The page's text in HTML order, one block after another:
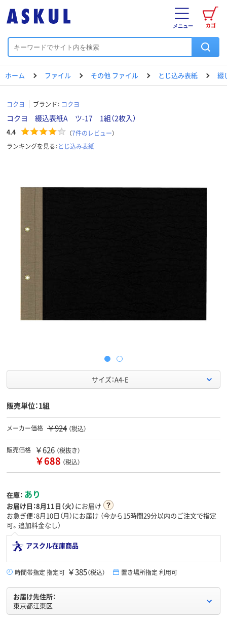
カゴ
メニュー
ホーム ファイル その他 ファイル とじ込み表紙 綴
コクヨ ブランド： コクヨ
コクヨ 綴込表紙A ツ-17 1組（2枚入）
4.4 （7件のレビュー）
ランキングを見る：とじ込み表紙
サイズ：A4-E
販売単位：1組
メーカー価格 ￥924 （税込）
販売価格 ￥626 （税抜き）
￥688 （税込）
在庫： あり
お届け日：8月11日（火）にお届け
お急ぎ便：8月10日（月）にお届け （今から15時間29分以内のご注文で指定
可。追加料金なし）
アスクル在庫商品
時間帯指定 指定可 ￥385（税込） 置き場所指定 利用可
お届け先住所：
東京都江東区